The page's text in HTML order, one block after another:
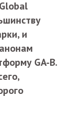
и
GA-B.